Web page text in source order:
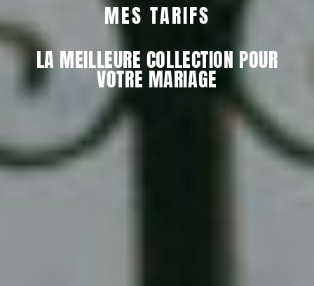
MES TARIFS
LA MEILLEURE COLLECTION POUR
VOTRE MARIAGE